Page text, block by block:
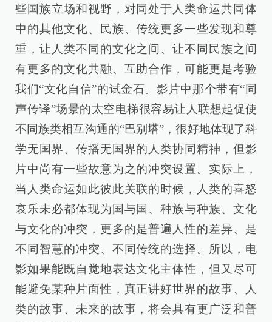
些国族立场和视野，对同处于人类命运共同体
中的其他文化、民族、传统更多一些发现和尊
重，让人类不同的文化之间、让不同民族之间
有更多的文化共融、互助合作，可能更是考验
我们“文化自信”的试金石。影片中那个带有“同
声传译”场景的太空电梯很容易让人联想起促使
不同族类相互沟通的“巴别塔”，很好地体现了科
学无国界、传播无国界的人类协同精神，但影
片中尚有一些故意为之的冲突设置。实际上，
当人类命运如此彼此关联的时候，人类的喜怒
哀乐未必都体现为国与国、种族与种族、文化
与文化的冲突，更多的是普遍人性的差异、是
不同智慧的冲突、不同传统的选择。所以，电
影如果能既自觉地表达文化主体性，但又尽可
能避免某种片面性，真正讲好世界的故事、人
类的故事、未来的故事，将会具有更广泛和普